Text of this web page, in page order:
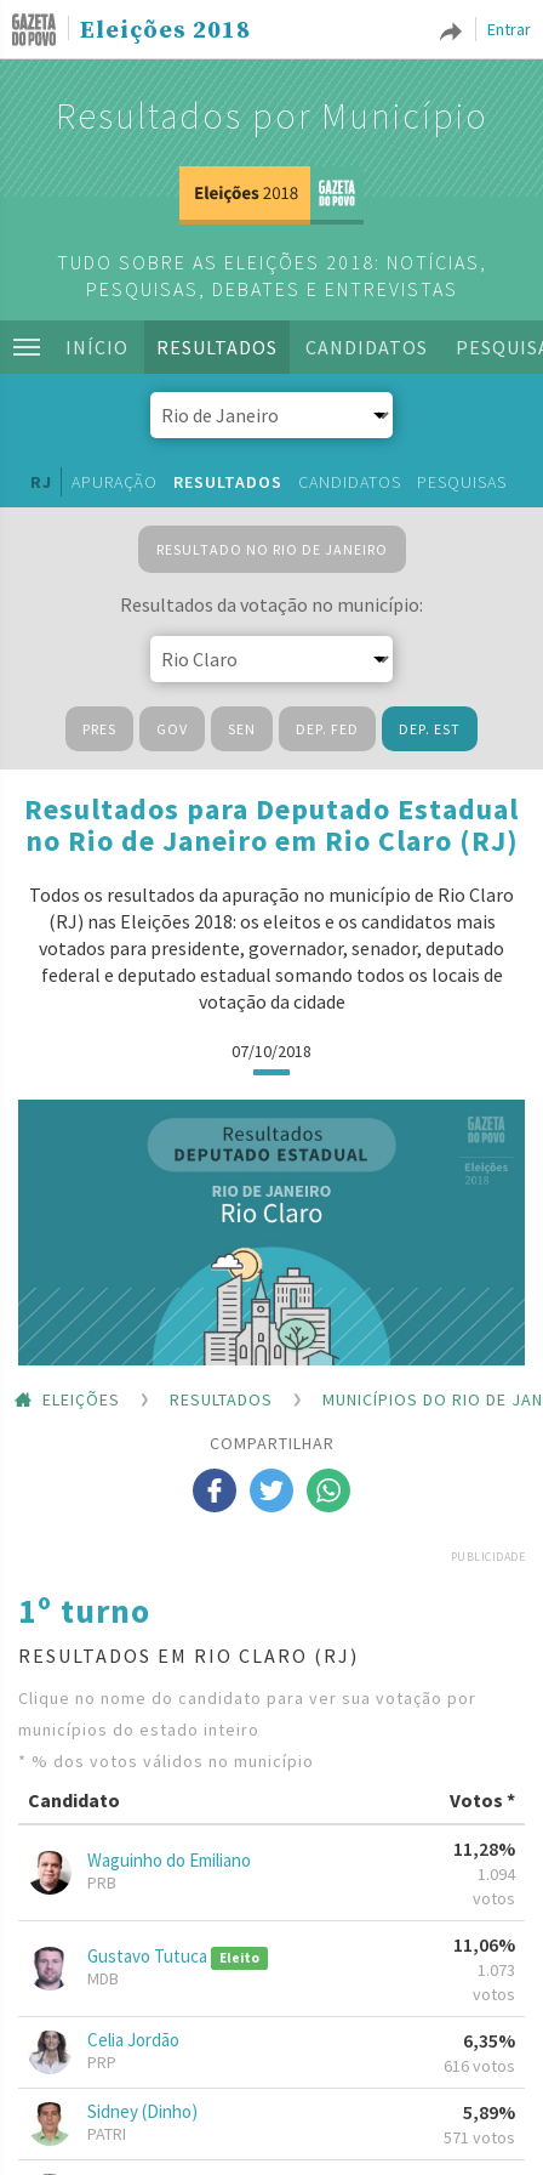
Entrar
Eleições 2018
Resultados por Município
TUDO SOBRE AS ELEIÇÕES 2018: NOTÍCIAS,
PESQUISAS, DEBATES E ENTREVISTAS
INÍCIO RESULTADOS CANDIDATOS
RJ APURAÇÃO RESULTADOS CANDIDATOS PESQUISAS
RESULTADO NO RIO DE JANEIRO
Resultados da votação no município:
PRES GOV SEN DEP. FED DEP. EST
Resultados para Deputado Estadual
no Rio de Janeiro em Rio Claro (RJ)
Todos os resultados da apuração no município de Rio Claro
(RJ) nas Eleições 2018: os eleitos e os candidatos mais
votados para presidente, governador, senador, deputado
federal e deputado estadual somando todos os locais de
votação da cidade
07/10/2018
ELEIÇÕES RESULTADOS
MUNICÍPIOS DO RIO DE
COMPARTILHAR
PUBLICIDADE
1º turno
RESULTADOS EM RIO CLARO (RJ)
Clique no nome do candidato para ver sua votação por
municípios do estado inteiro
* % dos votos válidos no município
Candidato Votos *
Waguinho do Emiliano
PRB
11,28%
1.094
votos
Gustavo Tutuca Eleito
MDB
11,06%
1.073
votos
Celia Jordão
PRP
6,35%
616 votos
Sidney (Dinho)
PATRI
5,89%
571 votos